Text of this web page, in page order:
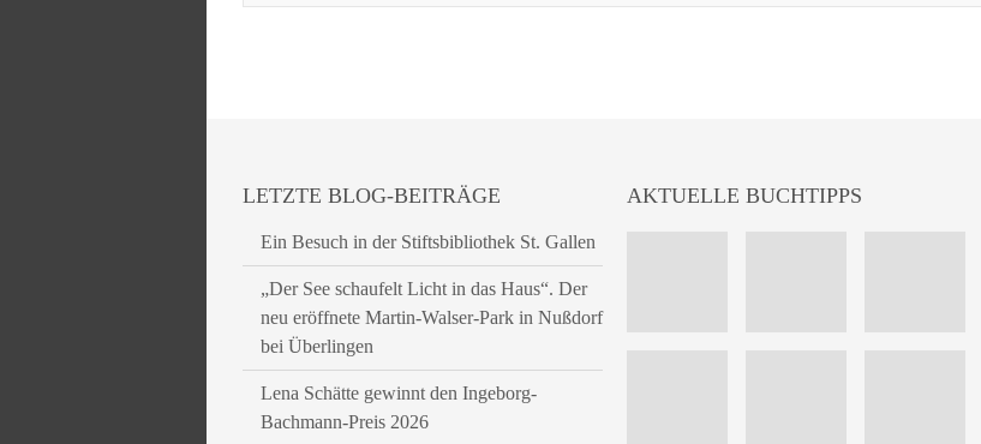
LETZTE BLOG-BEITRÄGE
Ein Besuch in der Stiftsbibliothek St. Gallen
„Der See schaufelt Licht in das Haus“. Der
neu eröffnete Martin-Walser-Park in Nußdorf
bei Überlingen
Lena Schätte gewinnt den Ingeborg-
Bachmann-Preis 2026
AKTUELLE BUCHTIPPS